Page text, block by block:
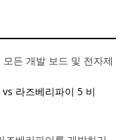
든 개발 보드 및 전자제
라즈베리파이 5 비